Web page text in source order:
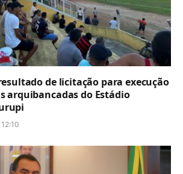
de licitação para execução
arquibancadas do Estádio